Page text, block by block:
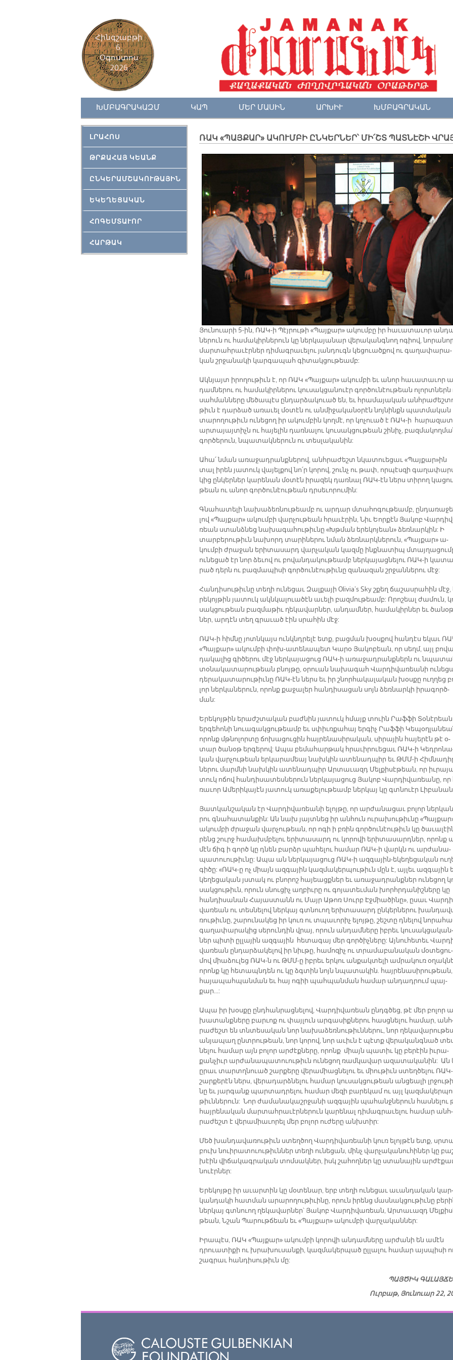
Հինգշաբթի
6,
Օգոստոս
2026
ԽՄԲԱԳՐԱԿԱԶՄ ԿԱՊ ՄԵՐ ՄԱՍԻՆ ԱՐԽԻՒ ԽՄԲԱԳՐԱԿԱՆ
ԼՐԱՀՈՍ
ԹՐՔԱՀԱՅ ԿԵԱՆՔ
ԸՆԿԵՐԱՄՇԱԿՈՒԹԱՅԻՆ
ԵԿԵՂԵՑԱԿԱՆ
ՀՈԳԵՄՏԱՒՈՐ
ՀԱՐԹԱԿ
ՌԱԿ «ՊԱՅ­ՔԱ­Ր» Ա­ԿՈՒՄ­ԲԻ ԸՆ­ԿԵՐ­ՆԵՐ՝ ՄԻ՛ՇՏ ՊԱՏ­ՆԷ­ՇԻ
Յու­նուա­րի 5-ին, ՌԱԿ-ի Պէյ­րու­թի «Պայ­քա­ր» ա­կում­բը իր հա­ւա­տա­ւոր
նե­րուն ու հա­մա­կիր­նե­րուն կը ներ­կա­յա­նար վե­րա­կանգ­նող ո­գիով, նո­րա­նոր
մար­տահ­րա­ւէր­ներ դի­մագ­րա­ւե­լու յան­դուգն կե­ցուած­քով ու գա­ղա­փա­րա­
կան շրջա­նա­կի կար­գա­պահ գի­տակ­ցու­թեամբ:
Ակն­յայտ ի­րո­ղու­թիւն է, որ ՌԱԿ «Պայ­քա­ր» ա­կում­բի եւ ա­նոր հա­ւա­տա­ւոր
դամ­նե­րու ու հա­մա­կիր­նե­րու կու­սակ­ցանուէր գոր­ծու­նէու­թեան ո­լորտ­ներն
սահ­ման­նե­րը մե­ծա­պէս ըն­դար­ձա­կուած են, եւ հրա­մա­յա­կան
թիւն է դար­ձած ա­ռա­ւել մօ­տէն ու ան­մի­ջա­կա­նօ­րէն նոյ­նինքն պատ­մա­կան
տա­րո­ղու­թիւն ու­նե­ցող իր ա­կում­բին կող­մէ, որ կո­չուած է ՌԱԿ-ի հա­րա­զատ
ար­տա­յայ­տիչն ու հա­յե­լին դառ­նա­լու կու­սակ­ցու­թեան շի­նիչ,
գոր­ծե­րուն, նպա­տակ­նե­րուն ու տես­լա­կա­նին:
Ա­հա՛ նման ա­ռա­ջադ­րանք­նե­րով, անհ­րա­ժեշտ նկա­տուե­ցաւ «Պայ­քա­ր­»ին
տալ ի­րեն յա­տուկ վա­յել­քով նո՛ր կո­րով, շունչ ու թափ, որ­պէս­զի
կից ըն­կեր­ներ կա­րե­նան մօ­տէն ի­րա­զեկ դառ­նալ ՌԱԿ-էն ներս տի­րող
թեան ու ա­նոր գոր­ծու­նէու­թեան դրսե­ւո­րու­մին:
Գնա­հա­տե­լի նա­խա­ձեռ­նու­թեամբ ու ար­դար մտա­հո­գու­թեամբ,
լով «Պայ­քա­ր» ա­կում­բի վար­չու­թեան հրա­ւէ­րին, Նիւ Եոր­քէն Յա­կոբ
ռեան ստանձ­նեց նա­խա­գա­հու­թիւ­նը «Խթման ե­րե­կո­յեա­ն» ձեռ­նար­կին: Ի
տար­բե­րու­թիւն նա­խորդ տա­րի­նե­րու նման ձեռ­նարկ­նե­րուն, «Պայ­քա­ր» ա­
կում­բի ժրա­ջան ե­րի­տա­սարդ վար­չա­կան կազ­մը ինք­նա­տիպ
ու­նե­ցած էր նոր ձե­ւով ու բո­վան­դա­կու­թեամբ ներ­կա­յաց­նե­լու ՌԱԿ-ի
րած դերն ու բազ­մա­պի­սի գոր­ծու­նէու­թիւ­նը զա­նա­զան շրջան­նե­րու մէջ:
Հան­դի­սու­թիւ­նը տե­ղի ու­նե­ցաւ Զալ­քա­յի Olivia’s Sky շքեղ ճա­շաս­րա­հին
րե­կոյ­թին յա­տուկ ակն­կա­լուա­ծէն ա­ւե­լի բազ­մու­թեամբ: Ո­րո­շեալ ժա­մուն,
սակ­ցու­թեան բազ­մա­թիւ ղե­կա­վար­ներ, ան­դամ­ներ, հա­մա­կիր­ներ եւ
ներ, ար­դէն տեղ գրա­ւած էին սրա­հին մէջ:
ՌԱԿ-ի հիմ­նը յոտն­կայս ունկնդ­րե­լէ ետք, բաց­ման խօս­քով հան­դէս ե­կաւ
«Պայ­քա­ր» ա­կում­բի փոխ-ա­տե­նա­պետ Կա­րօ Յա­կո­բեա­ն, որ սեղմ, այլ
դա­կա­լից գի­ծե­րու մէջ ներ­կա­յա­ցուց ՌԱԿ-ի ա­ռա­ջադ­րանք­նե­րն ու
տօ­նա­կա­տա­րու­թեան բնոյ­թը, օ­րուան նա­խա­գահ Վար­դի­վա­ռեա­նի
դե­րա­կա­տա­րու­թիւ­նը ՌԱԿ-էն ներս եւ իր շնոր­հա­կա­լա­կան խօս­քը ուղ­ղեց
լոր ներ­կա­նե­րուն, ո­րոնք քա­ջա­լեր հան­դի­սա­ցան սոյն ձեռ­նար­կի ի­րա­գործ­
ման:
Ե­րե­կոյ­թին ե­րաժշ­տա­կան բաժ­նին յա­տուկ հմայք տուին Րաֆ­ֆի Տօ­նէ­րեան
եր­գե­հո­նի նուա­գակ­ցու­թեամբ եւ սփիւռ­քա­հայ եր­գիչ Րաֆ­ֆի
ո­րոնք մթնո­լոր­տը ճո­խա­ցու­ցին հայ­րե­նա­սի­րա­կան, սի­րա­յին հա­յե­րէն թէ օ­
տար ծա­նօթ եր­գե­րով: Ա­պա բե­մա­հար­թակ հրա­ւի­րուե­ցաւ ՌԱԿ-ի
կան վար­չու­թեան եր­կա­րա­մեայ նախ­կին ա­տե­նադ­պիր եւ ԹՄՄ­-ի
նե­րու մարմ­նի նախ­կին ա­տե­նադ­պիր Ար­տա­ւազդ Մել­քի­սէ­թեան, որ
տուկ ո­ճով հան­դի­սա­տես­նե­րուն ներ­կա­յա­ցուց Յա­կոբ Վար­դի­վա­ռեա­նը,
ռա­ւոր Ա­մե­րի­կա­յէն յա­տուկ ա­ռա­քե­լու­թեամբ ներ­կայ կը գտնուէր
Յատ­կան­շա­կան էր Վար­դի­վա­ռեա­նի ե­լոյ­թը, որ ար­ժա­նա­ցաւ բո­լոր
րու գնա­հա­տան­քին: Ան նախ յայտ­նեց իր ան­հուն ու­րա­խու­թիւ­նը
ա­կում­բի ժրա­ջան վար­չու­թեան, որ ո­գի ի բռին գոր­ծու­նէու­թիւն կը
րենց շուրջ հա­մախմ­բե­լու ե­րի­տա­սարդ ու կո­րո­վի ե­րի­տա­սարդ­ներ, ո­րոնք
մէն ճիգ ի գործ կը դնեն բարձր պա­հե­լու հա­մար ՌԱԿ-ի վարկն ու ար­ժա­նա­
պա­տուու­թիւ­նը: Ա­պա ան ներ­կա­յա­ցուց ՌԱԿ-ի ազ­գա­յին-ե­կե­ղե­ցա­կան
գի­ծը: «ՌԱԿ-ը ոչ միայն ազ­գա­յին կազ­մա­կեր­պու­թիւն մըն է, այ­լեւ ազ­գա­յին
կե­ղե­ցա­կան յստակ ու բնո­րոշ հա­յեացք­ներ եւ ա­ռա­ջադ­րանք­ներ ու­նե­ցող
սակ­ցու­թիւն, ո­րուն սնու­ցիչ աղ­բիւ­րը ու գո­յա­տեւ­ման խորհր­դա­նիշ­նե­րը կը
հան­դի­սա­նան Հա­յաս­տանն ու Մայր Ա­թո­ռ Սուրբ Էջ­միա­ծի­նը», ը­սաւ
վա­ռեան ու տես­նե­լով ներ­կայ գտնուող ե­րի­տա­սարդ ըն­կեր­նե­րու
ռու­թիւ­նը, շա­րու­նա­կեց իր կուռ ու տպա­ւո­րիչ ե­լոյ­թը, շեշ­տը դնե­լով
գա­ղա­փա­րա­կից սե­րուն­դին վրայ, ո­րուն ան­դամ­նե­րը իբ­րեւ կու­սակ­ցա­կան­
ներ պի­տի ըլ­լա­յին ազ­գա­յին հե­տա­գայ մեր գոր­ծիչ­նե­րը: Այ­նու­հե­տեւ
վա­ռեան ըն­դար­ձա­կե­լով իր նիւ­թը, հա­մո­զիչ ու տրա­մա­բա­նա­կան մօ­տե­ցու­
մով միա­ձու­լեց ՌԱԿ-ն ու ԹՄՄ­-ը իբ­րեւ եր­կու ան­քակ­տե­լի ամ­րա­կուռ
ո­րոնք կը հե­տապն­դեն ու կը ձգտին նոյն նպա­տա­կին. հայ­րե­նա­սի­րու­թեան,
հա­յա­պահ­պան­ման եւ հայ ո­գիի պահ­պան­ման հա­մար ան­դադ­րում պայ­
քար...:
Ա­պա իր խօս­քը ընդ­հան­րաց­նե­լով, Վար­դի­վա­ռեան ընդգ­ծեց, թէ մեր բո­լոր
խա­տանք­նե­րը բար­ւոք ու փայ­լուն ար­գա­սիք­նե­րու հասց­նե­լու հա­մար,
րա­ժեշտ են տնտե­սա­կան նոր նա­խա­ձեռ­նու­թիւն­նե­րու, նոր
ան­յա­պաղ ընտ­րու­թեան, նոր կո­րով, նոր ա­ւիւն է պէտք վե­րա­կանգ­նած
նե­լու հա­մար այն բո­լոր ար­ժէք­նե­րը, ո­րոնք միայն պա­տիւ կը բե­րէին իւ­րա­
քան­չիւր ար­ժա­նա­պա­տուու­թիւն ու­նե­ցող ռամ­կա­վար ա­զա­տա­կա­նին: Ան
ը­րաւ տարտղ­նուած շար­քե­րը վե­րա­միաց­նե­լու եւ միու­թիւն ստեղ­ծե­լու
շար­քե­րէն ներս, վե­րա­դարձ­նե­լու հա­մար կու­սակ­ցու­թեան ան­ցեա­լի
նը եւ յար­գանք պար­տադ­րե­լու հա­մար մե­զի բա­րե­կամ ու այլ
թիւն­նե­րուն: Նոր ժա­մա­նա­կաշր­ջա­նի ազ­գա­յին պա­հանջ­նե­րուն հաս­նե­լու
հայ­րե­նա­կան մար­տահ­րա­ւէր­նե­րուն կա­րե­նալ դի­մագ­րա­ւե­լու հա­մար անհ­
րա­ժեշտ է վե­րա­միա­ւո­րել մեր բո­լոր ու­ժե­րը անխ­տիր:
Մեծ խան­դա­վա­ռու­թիւն ստեղ­ծող Վար­դի­վա­ռեա­նի կուռ ե­լոյ­թէն ետք,
բուխ նուի­րա­տուու­թիւն­ներ տե­ղի ու­նե­ցան, մինչ վար­չա­կա­նու­հի­ներ կը
խէին վի­ճա­կագ­րա­կան տոմ­սակ­ներ, իսկ շա­հող­ներ կը ստա­նա­յին
նուէր­ներ:
Ե­րե­կոյ­թը իր ա­ւար­տին կը մօ­տե­նար, երբ տե­ղի ու­նե­ցաւ ա­ւան­դա­կան կար­
կան­դա­կի հատ­ման ա­րա­րո­ղու­թի­ւի­նը, ո­րուն ի­րենց մաս­նակ­ցու­թիւ­նը
ներ­կայ գտնուող ղե­կա­վար­ներ՝ Յա­կոբ Վար­դի­վա­ռեան, Ար­տա­ւազդ
թեան, Նշան Պա­րութ­ճեան եւ «Պայ­քա­ր» ա­կում­բի վար­չա­կան­ներ:
Ի­րա­պէս, ՌԱԿ «Պայ­քա­ր» ա­կում­բի կո­րո­վի ան­դամ­նե­րը ար­ժա­նի են ա­մէն
դրուա­տի­քի ու խրա­խու­սան­քի, կազ­մա­կեր­պած ըլ­լա­լու հա­մար այս­պի­սի
շագ­րաւ հան­դի­սու­թիւն մը:
ՊԱՅ­ԾԻԿ
Ուրբաթ, Յունուար 22,